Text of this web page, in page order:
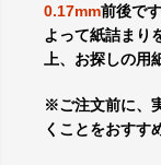
0.17mm前後で
よって紙詰まり
上、お探しの用
※ご注文前に、
くことをおすす